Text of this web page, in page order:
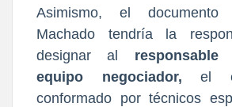
Asimismo, el
Machado tendría la
designar al
equipo negociador,
el
conformado por técnicos